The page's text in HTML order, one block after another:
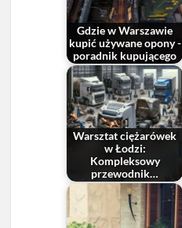
Gdzie w Warszawie
kupić używane opony -
poradnik kupującego
Warsztat ciężarówek
w Łodzi:
Kompleksowy
przewodnik…